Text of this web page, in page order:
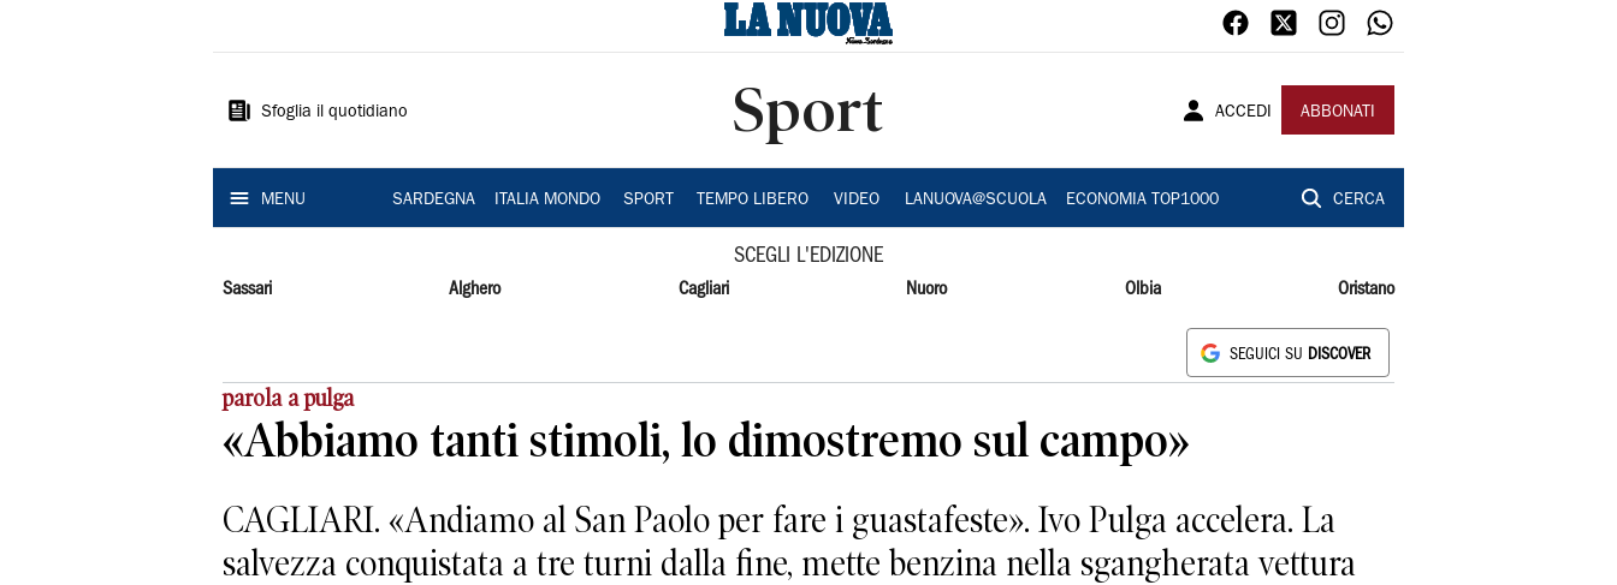
Sardegna
Sfoglia il quotidiano Sport ACCEDI ABBONATI
MENU SARDEGNA ITALIA MONDO SPORT TEMPO LIBERO VIDEO LANUOVA@SCUOLA ECONOMIA TOP1000 CERCA
SCEGLI L'EDIZIONE
Sassari Alghero Cagliari Nuoro Olbia Oristano
SEGUICI SU DISCOVER
parola a pulga
«Abbiamo tanti stimoli, lo dimostremo sul campo»
CAGLIARI. «Andiamo al San Paolo per fare i guastafeste». Ivo Pulga accelera. La
salvezza conquistata a tre turni dalla fine, mette benzina nella sgangherata vettura